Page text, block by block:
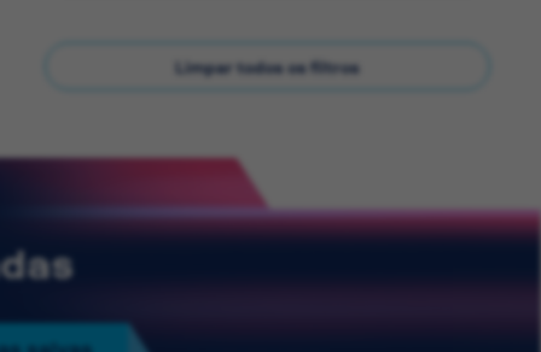
Limpar todos os filtros